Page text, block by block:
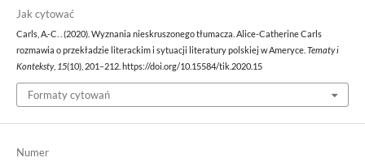
Jak cytować
Carls, A.-C. . (2020). Wyznania nieskruszonego tłumacza. Alice-Catherine Carls
rozmawia o przekładzie literackim i sytuacji literatury polskiej w Ameryce. Tematy i
Konteksty, 15(10), 201–212. https://doi.org/10.15584/tik.2020.15
Formaty cytowań
Numer